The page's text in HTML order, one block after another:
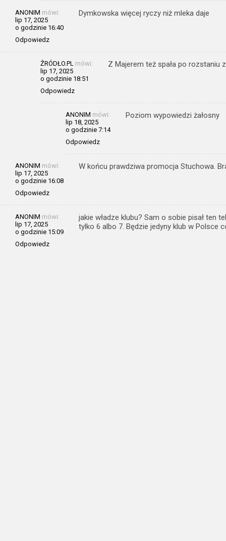
ANONIM mówi:
lip 17, 2025
o godzinie 16:40
Odpowiedz
Dymkowska więcej ryczy niż mleka daje
ŹRÓDŁO.PL mówi:
lip 17, 2025
o godzinie 18:51
Odpowiedz
Z Majerem też spała po rozstaniu z
ANONIM mówi:
lip 18, 2025
o godzinie 7:14
Odpowiedz
Poziom wypowiedzi żałosny
ANONIM mówi:
lip 17, 2025
o godzinie 16:08
Odpowiedz
W końcu prawdziwa promocja Stuchowa.
ANONIM mówi:
lip 17, 2025
o godzinie 15:09
Odpowiedz
jakie władze klubu? Sam o sobie pisał ten
tylko 6 albo 7. Będzie jedyny klub w Polsce